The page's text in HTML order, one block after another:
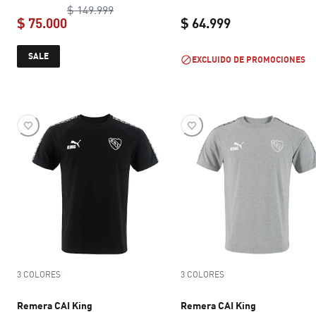
$ 149.999original price $ 149.999
$ 75.000
SALE
$ 64.999
EXCLUIDO DE PROMOCIONES
3 COLORES
Remera CAI King
3 COLORES
Remera CAI King